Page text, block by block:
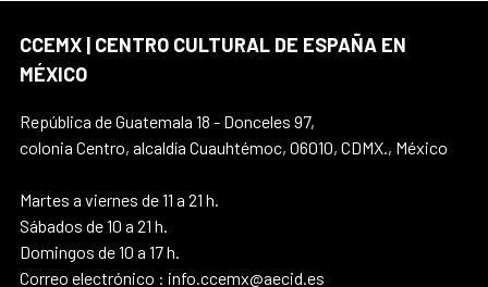
CCEMX | CENTRO CULTURAL DE ESPAÑA EN
MÉXICO
República de Guatemala 18 - Donceles 97,
colonia Centro, alcaldía Cuauhtémoc, 06010, CDMX., México
Martes a viernes de 11 a 21 h.
Sábados de 10 a 21 h.
Domingos de 10 a 17 h.
Correo electrónico : info.ccemx@aecid.es